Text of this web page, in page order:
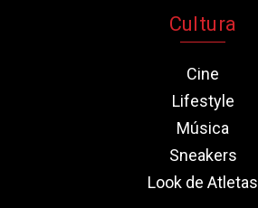
Cultura
Cine
Lifestyle
Música
Sneakers
Look de Atletas